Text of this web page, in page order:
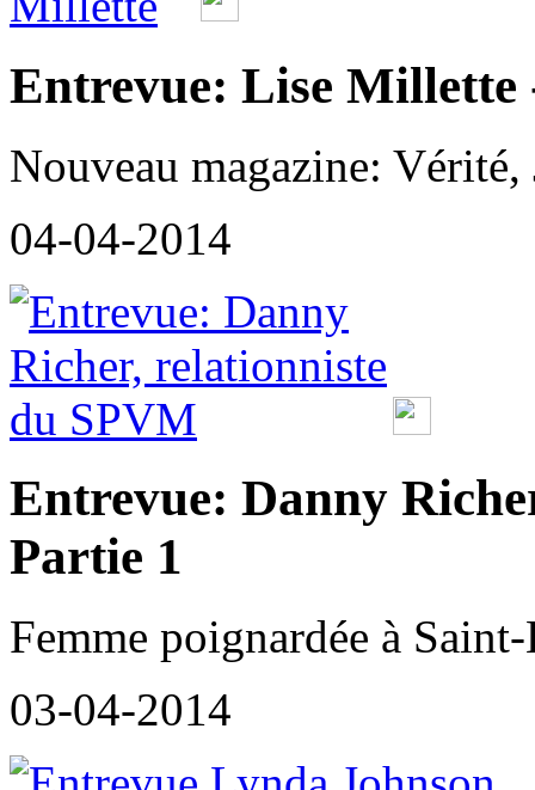
Entrevue: Lise Millette
Nouveau magazine:
04-04-2014
Entrevue: Danny
Partie 1
Femme poignardée à
03-04-2014